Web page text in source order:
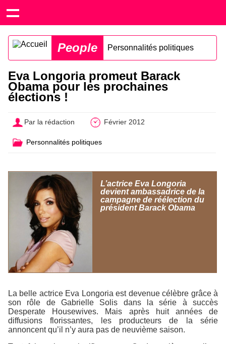
People Personnalités politiques
Eva Longoria promeut Barack
Obama pour les prochaines
élections !
Par la rédaction Février 2012
Personnalités politiques
L’actrice Eva Longoria
devient ambassadrice de la
campagne de réélection du
président Barack Obama
La belle actrice Eva Longoria est devenue célèbre grâce à
son rôle de Gabrielle Solis dans la série à succès
Desperate Housewives. Mais après huit années de
diffusions florissantes, les producteurs de la série
annoncent qu’il n’y aura pas de neuvième saison.